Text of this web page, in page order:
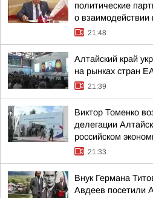
политические
о взаимодействии
21:48
Алтайский край
на рынках стран
21:39
Виктор Томенко
делегации
российском
21:33
Внук Германа
Авдеев посетили